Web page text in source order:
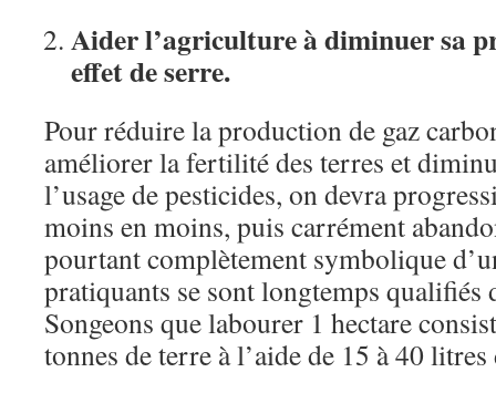
Aider l’agriculture à diminuer sa
effet de serre.
Pour réduire la production de gaz
améliorer la fertilité des terres et
l’usage de pesticides, on devra
moins en moins, puis carrément
pourtant complètement symbolique
pratiquants se sont longtemps
Songeons que labourer 1 hectare
tonnes de terre à l’aide de 15 à 40